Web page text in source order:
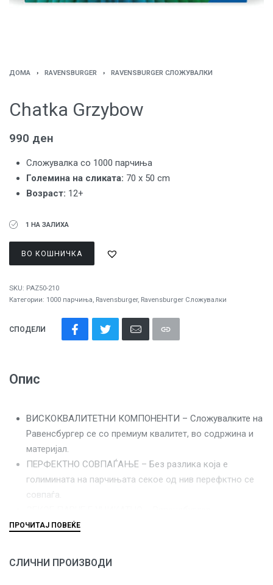
ДОМА › RAVENSBURGER › RAVENSBURGER СЛОЖУВАЛКИ
Chatka Grzybow
990 ден
Сложувалка со 1000 парчиња
Големина на сликата: 70 x 50 cm
Возраст: 12+
1 НА ЗАЛИХА
ВО КОШНИЧКА
SKU: PAZ50-210
Категории: 1000 парчиња, Ravensburger, Ravensburger Сложувалки
СПОДЕЛИ
Опис
ВИСКОКВАЛИТЕТНИ КОМПОНЕНТИ – Сложувалките на
Равенсбургер се со премиум квалитет, во содржина и
материјал.
ПЕРФЕКТНО СОВПАЃАЊЕ – Без разлика која е
голимината на парчињата секое од нив перефктно се
совпаѓа.
сложувалките се составени од парчиња со уникатниа
традиција на изработка на сложувалки и игри повеќе
СЛИЧНИ ПРОИЗВОДИ